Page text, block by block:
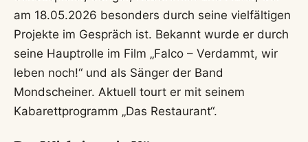
Schauspieler, Musiker & Autor
Vonadmin 18. Mai 2026 8 Min Lesezeit